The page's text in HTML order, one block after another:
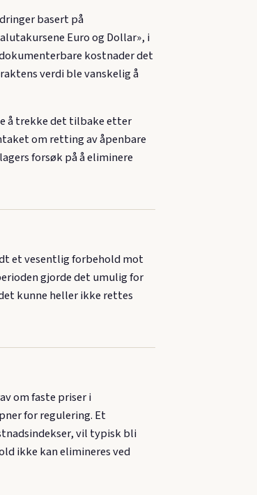
basert på
Euro og Dollar», i
kostnader det
verdi ble vanskelig å
å trekke det tilbake etter
om retting av åpenbare
forsøk på å eliminere
et vesentlig forbehold mot
gjorde det umulig for
kunne heller ikke rettes
om faste priser i
for regulering. Et
vil typisk bli
ikke kan elimineres ved